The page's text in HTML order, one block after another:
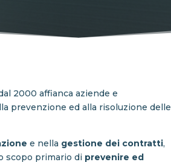
2000 affianca aziende e
prevenzione ed alla risoluzione delle
e nella gestione dei contratti,
scopo primario di prevenire ed